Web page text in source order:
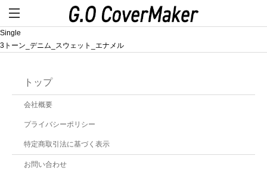
Single
3トーン_デニム_スウェット_エナメル
トップ
会社概要
プライバシーポリシー
特定商取引法に基づく表示
お問い合わせ